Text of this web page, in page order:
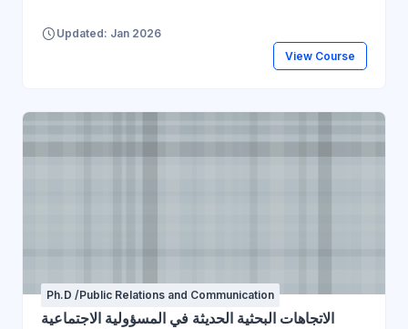
Updated: Jan 2026
View Course
Ph.D /Public Relations and Communication
الاتجاهات البحثية الحديثة في المسؤولية الاجتماعية